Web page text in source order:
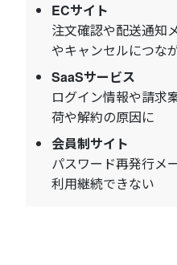
ECサイト
注文確認や配送通知
やキャンセルにつな
SaaSサービス
ログイン情報や請求
荷や解約の原因に
会員制サイト
パスワード再発行メ
利用継続できない